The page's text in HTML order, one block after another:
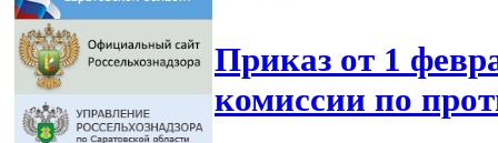
Приказ от 1
комиссии по